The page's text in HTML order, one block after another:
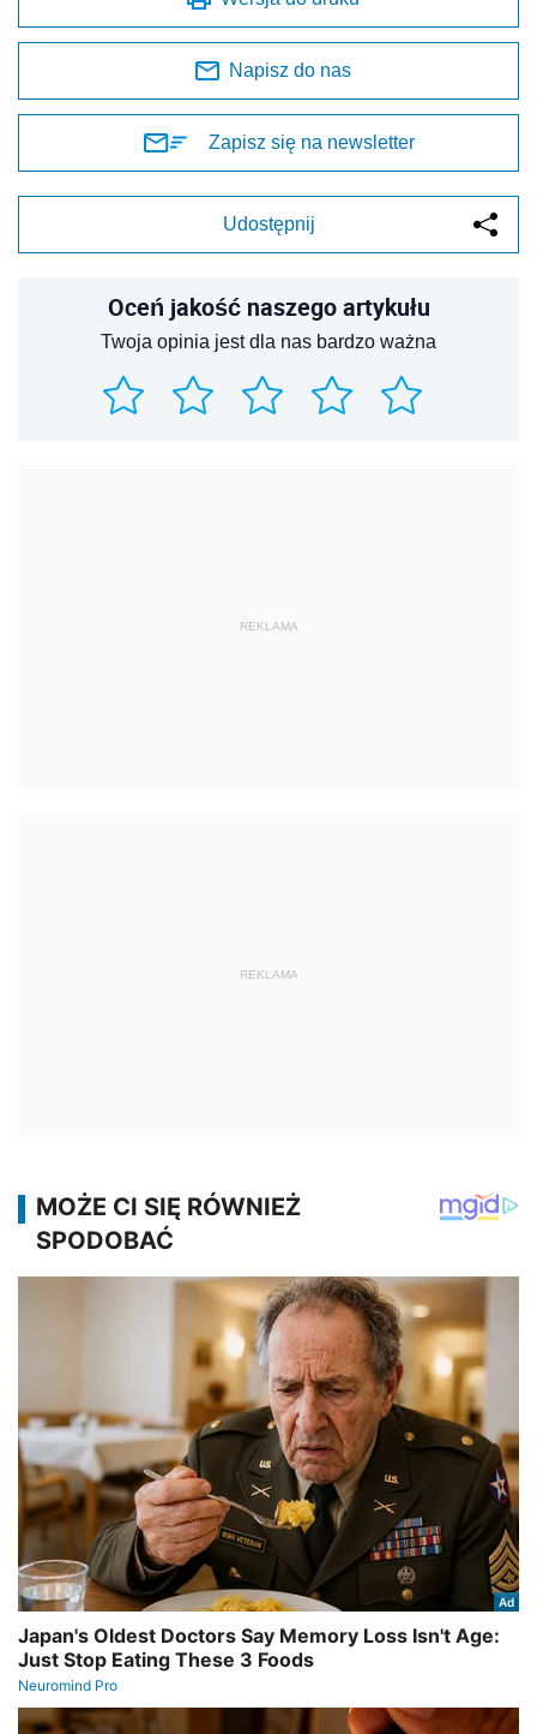
Napisz do nas
Zapisz się na newsletter
Udostępnij
Oceń jakość naszego artykułu
Twoja opinia jest dla nas bardzo ważna
REKLAMA
REKLAMA